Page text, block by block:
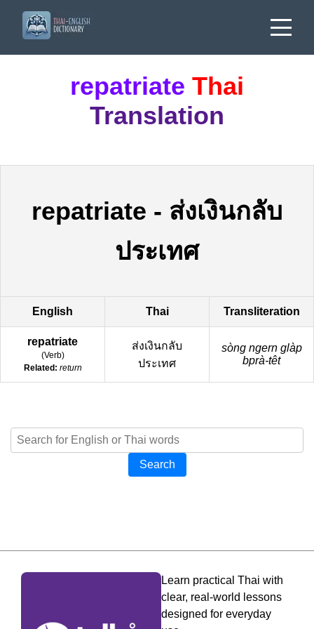
repatriate Thai
Translation
repatriate - ส่งเงินกลับ
ประเทศ
English Thai Transliteration
repatriate
(Verb)
Related: return
ส่งเงินกลับ
ประเทศ
sòng ngern glàp
bprà-têt
Search
Learn practical Thai with
clear, real-world lessons
designed for everyday